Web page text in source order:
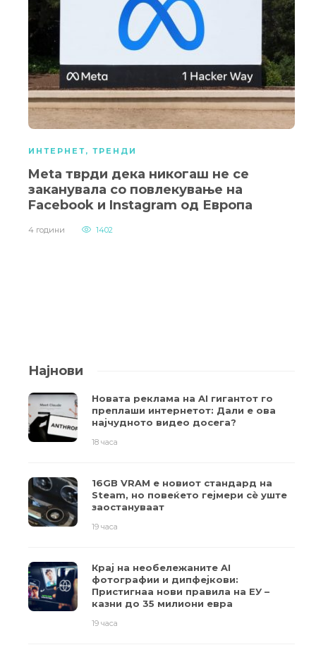
ИНТЕРНЕТ, ТРЕНДИ
Meta тврди дека никогаш не се
заканувала со повлекување на
Facebook и Instagram од Европа
4 години 1402
Најнови
Новата реклама на AI гигантот го
преплаши интернетот: Дали е ова
најчудното видео досега?
18 часа
16GB VRAM е новиот стандард на
Steam, но повеќето гејмери ​​сè уште
заостануваат
19 часа
Крај на необележаните AI
фотографии и дипфејкови:
Пристигнаа нови правила на ЕУ –
казни до 35 милиони евра
19 часа